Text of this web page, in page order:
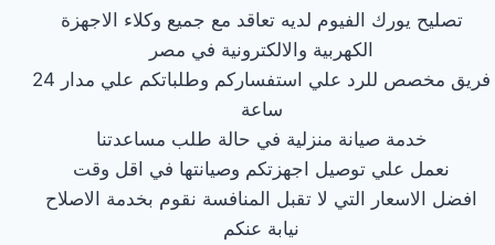
تصليح يورك الفيوم لديه تعاقد مع جميع وكلاء الاجهزة
الكهربية والالكترونية في مصر
فريق مخصص للرد علي استفساركم وطلباتكم علي مدار 24
ساعة
خدمة صيانة منزلية في حالة طلب مساعدتنا
نعمل علي توصيل اجهزتكم وصيانتها في اقل وقت
افضل الاسعار التي لا تقبل المنافسة نقوم بخدمة الاصلاح
نيابة عنكم